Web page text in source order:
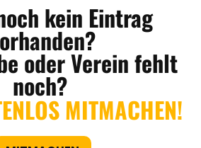
kein Eintrag
oder Verein fehlt
noch?
MITMACHEN!